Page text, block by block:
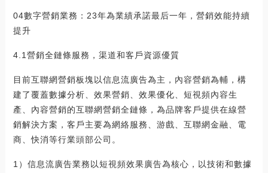
04數字營銷業務：23年為業績承諾最后一年，營銷效能持續
提升
4.1營銷全鏈條服務，渠道和客戶資源優質
目前互聯網營銷板塊以信息流廣告為主，內容營銷為輔，構
建了覆蓋數據分析、效果營銷、效果優化、短視頻內容生
產、內容營銷的互聯網營銷全鏈條，為品牌客戶提供在線營
銷解決方案，客戶主要為網絡服務、游戲、互聯網金融、電
商、快消等行業頭部公司。
1）信息流廣告業務以短視頻效果廣告為核心，以技術和數據